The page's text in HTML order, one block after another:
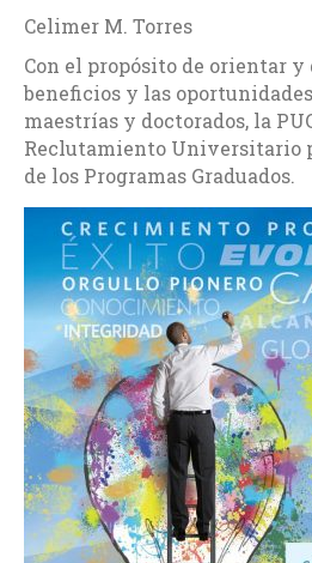
Celimer M. Torres
Con el propósito de orientar y
beneficios y las
maestrías y doctorados, la
Reclutamiento Universitario
de los Programas Graduados.